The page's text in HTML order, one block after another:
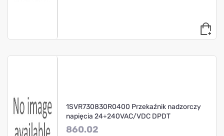
1SVR730830R0400 Przekaźnik nadzorczy
napięcia 24÷240VAC/VDC DPDT
860.02